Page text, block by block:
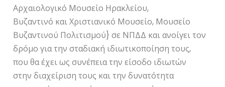
Αρχαιολογικό Μουσείο Ηρακλείου,
Βυζαντινό και Χριστιανικό Μουσείο, Μουσείο
Βυζαντινού Πολιτισμού} σε ΝΠΔΔ και ανοίγει τον
δρόμο για την σταδιακή ιδιωτικοποίηση τους,
που θα έχει ως συνέπεια την είσοδο ιδιωτών
στην διαχείριση τους και την δυνατότητα